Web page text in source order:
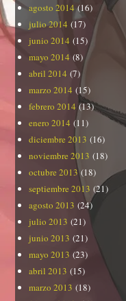
agosto 2014(16)
julio 2014 (17)
junio 2014 (15)
mayo 2014 (8)
abril 2014 (7)
marzo 2014 (15)
febrero 2014 (13)
enero 2014 (11)
diciembre 2013 (16)
noviembre 2013 (18)
octubre 2013(18)
septiembre 2013 (21)
agosto 2013 (24)
julio 2013 (21)
junio 2013 (21)
mayo 2013 (23)
abril 2013 (15)
marzo 2013 (18)